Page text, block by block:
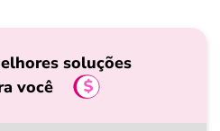
soluções
você